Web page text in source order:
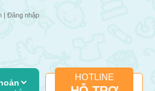
thay đổi
| Đăng nhập
HOTLINE